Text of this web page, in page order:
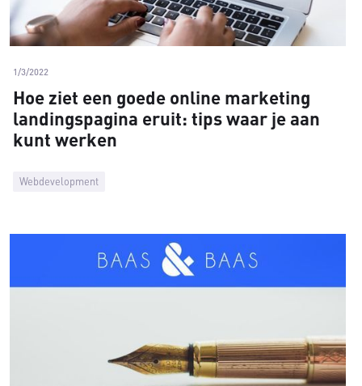
Webdevelopment
1/3/2022
Hoe ziet een goede online marketing
landingspagina eruit: tips waar je aan
kunt werken